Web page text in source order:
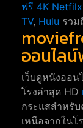
ฟรี 4K Netfilx
TV, Hulu รว
ออนไลน์
เว็บดูหนังออ
โรงล่าสุด HD
กระแสสำหรั
เหนือจากใน